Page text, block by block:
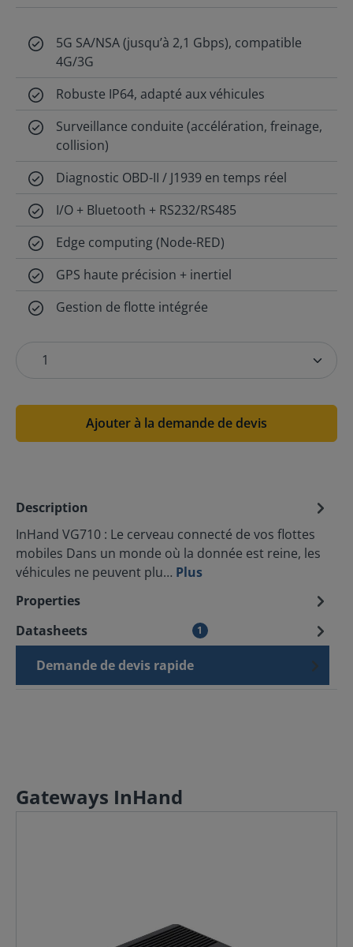
5G SA/NSA (jusqu’à 2,1 Gbps), compatible
4G/3G
Robuste IP64, adapté aux véhicules
Surveillance conduite (accélération, freinage,
collision)
Diagnostic OBD-II / J1939 en temps réel
I/O + Bluetooth + RS232/RS485
Edge computing (Node-RED)
GPS haute précision + inertiel
Gestion de flotte intégrée
Ajouter à la demande de devis
Description
InHand VG710 : Le cerveau connecté de vos flottes
mobiles Dans un monde où la donnée est reine, les
véhicules ne peuvent plu… Plus
Properties
Datasheets
1
Demande de devis rapide
Gateways InHand